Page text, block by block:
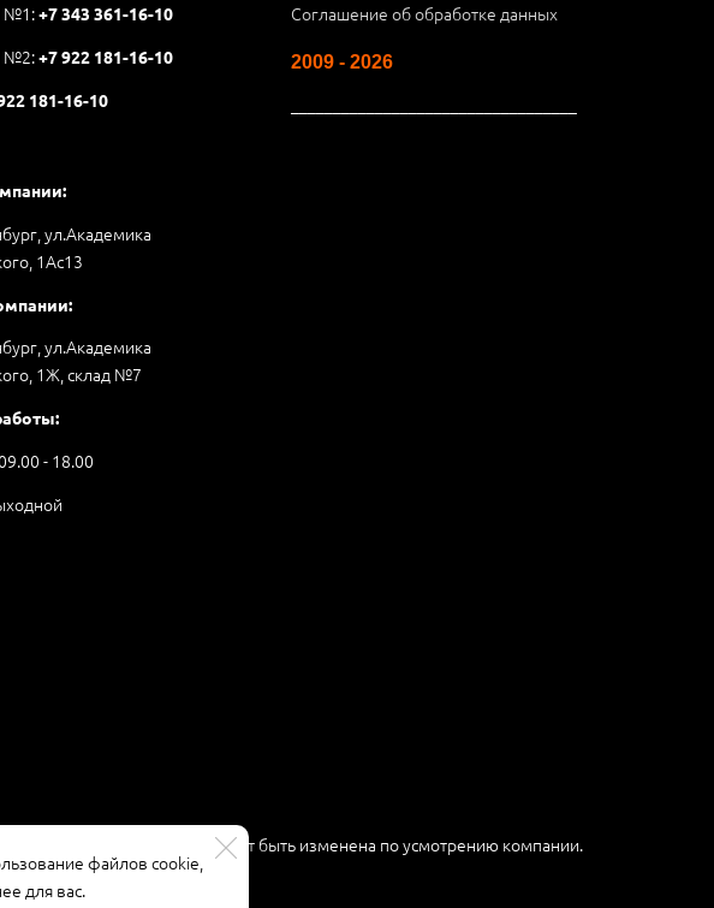
файлов cookie,
для вас.
№1:+7 343 361-16-10
№2:+7 922 181-16-10
181-16-10
ул.Академика
1Аc13
ул.Академика
1Ж, склад №7
- 18.00
Соглашение об обработке данных
2009 - 2026
характер и может быть изменена по усмотрению компании.